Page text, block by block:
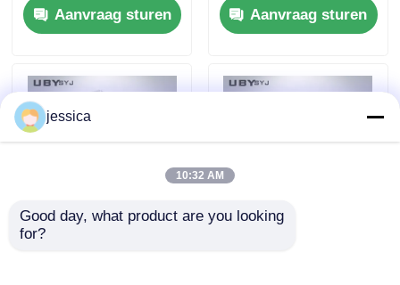
Bending Speed for
Footwear Quality
Aanvraag sturen
Bending Speed and
High Precision Angle
Footwear Testing
Aanvraag sturen
jessica
10:32 AM
Good day, what product are you looking
for?